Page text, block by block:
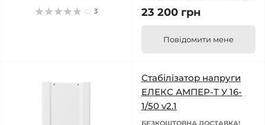
3 23 200 грн
Повідомити мене
Стабілізатор напруги
ЕЛЕКС АМПЕР-Т У 16-
1/50 v2.1
БЕЗКОШТОВНА ДОСТАВКА!